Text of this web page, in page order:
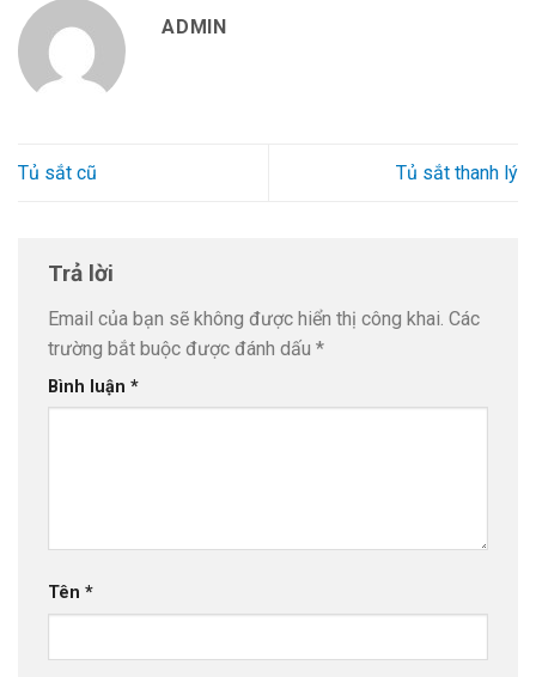
ADMIN
Tủ sắt cũ Tủ sắt thanh lý
Trả lời
Email của bạn sẽ không được hiển thị công khai. Các
trường bắt buộc được đánh dấu *
Bình luận *
Tên *